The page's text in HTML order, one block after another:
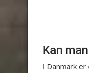
Kan
I Danmark